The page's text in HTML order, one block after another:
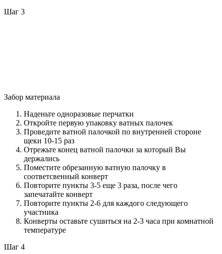
Шаг 3
Забор материала
Наденьте одноразовые перчатки
Откройте первую упаковку ватных палочек
Проведите ватной палочкой по внутренней стороне
щеки 10-15 раз
Отрежьте конец ватной палочки за который Вы
держались
Поместите обрезанную ватную палочку в
соответсвенный конверт
Повторите пункты 3-5 еще 3 раза, после чего
запечатайте конверт
Повторите пункты 2-6 для каждого следующего
участника
Конверты оставьте сушиться на 2-3 часа при комнатной
температуре
Шаг 4